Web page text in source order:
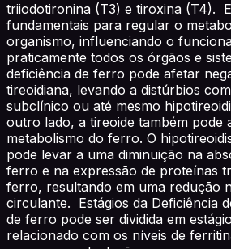
triiodotironina (T3) e tiroxina (T4).
fundamentais para regular o
organismo, influenciando o
praticamente todos os órgãos e
deficiência de ferro pode afetar
tireoidiana, levando a distúrbios
subclínico ou até mesmo
outro lado, a tireoide também pode
metabolismo do ferro. O
pode levar a uma diminuição na
ferro e na expressão de proteínas
ferro, resultando em uma redução
circulante. Estágios da Deficiência
de ferro pode ser dividida em
relacionado com os níveis de